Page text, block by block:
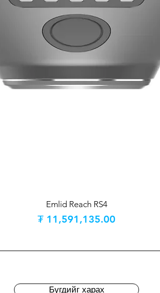
Emlid Reach RS4
Price
₮ 11,591,135.00
Бүгдийг харах